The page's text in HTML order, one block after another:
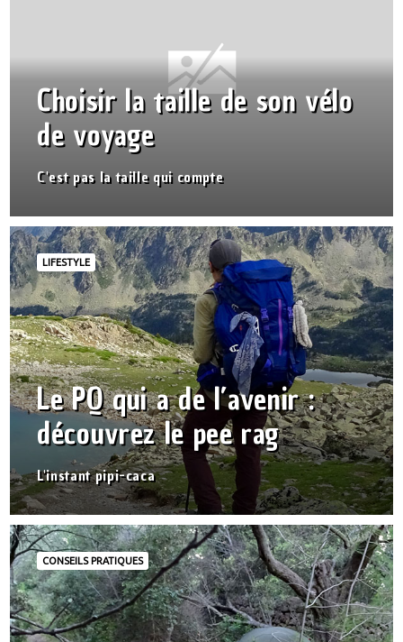
Choisir la taille de son vélo
de voyage
C'est pas la taille qui compte
LIFESTYLE
Le PQ qui a de l’avenir :
découvrez le pee rag
L'instant pipi-caca
CONSEILS PRATIQUES